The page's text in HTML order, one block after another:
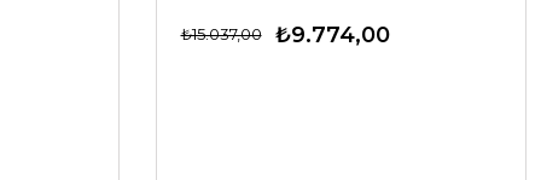
₺9.774,00
₺15.037,00